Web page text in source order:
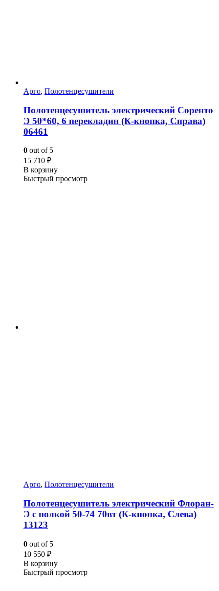
Арго, Полотенцесушители
Полотенцесушитель электрический Соренто
Э 50*60, 6 перекладин (К-кнопка, Справа)
06461
0 out of 5
15 710 ₽
В корзину
Быстрый просмотр
Арго, Полотенцесушители
Полотенцесушитель электрический Флоран-
Э с полкой 50-74 70вт (К-кнопка, Слева)
13123
0 out of 5
10 550 ₽
В корзину
Быстрый просмотр